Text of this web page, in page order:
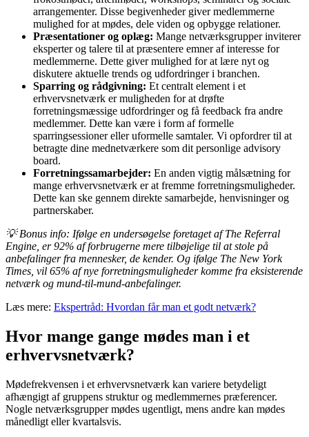
arrangementer. Disse begivenheder giver medlemmerne
mulighed for at mødes, dele viden og opbygge relationer.
Præsentationer og oplæg: Mange netværksgrupper inviterer
eksperter og talere til at præsentere emner af interesse for
medlemmerne. Dette giver mulighed for at lære nyt og
diskutere aktuelle trends og udfordringer i branchen.
Sparring og rådgivning: Et centralt element i et
erhvervsnetværk er muligheden for at drøfte
forretningsmæssige udfordringer og få feedback fra andre
medlemmer. Dette kan være i form af formelle
sparringsessioner eller uformelle samtaler. Vi opfordrer til at
betragte dine mednetværkere som dit personlige advisory
board.
Forretningssamarbejder: En anden vigtig målsætning for
mange erhvervsnetværk er at fremme forretningsmuligheder.
Dette kan ske gennem direkte samarbejde, henvisninger og
partnerskaber.
💡 Bonus info: Ifølge en undersøgelse foretaget af The Referral
Engine, er 92% af forbrugerne mere tilbøjelige til at stole på
anbefalinger fra mennesker, de kender. Og ifølge The New York
Times, vil 65% af nye forretningsmuligheder komme fra eksisterende
netværk og mund-til-mund-anbefalinger.
Læs mere: Ekspertråd: Hvordan får man et godt netværk?
Hvor mange gange mødes man i et
erhvervsnetværk?
Mødefrekvensen i et erhvervsnetværk kan variere betydeligt
afhængigt af gruppens struktur og medlemmernes præferencer.
Nogle netværksgrupper mødes ugentligt, mens andre kan mødes
månedligt eller kvartalsvis.